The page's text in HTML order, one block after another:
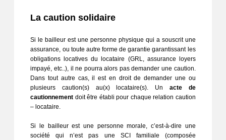
La caution solidaire
Si le bailleur est une personne physique qui a souscrit une
assurance, ou toute autre forme de garantie garantissant les
obligations locatives du locataire (GRL, assurance loyers
impayé, etc..), il ne pourra alors pas demander une caution.
Dans tout autre cas, il est en droit de demander une ou
plusieurs caution(s) au(x) locataire(s). Un acte de
cautionnement doit être établi pour chaque relation caution
– locataire.
Si le bailleur est une personne morale, c’est-à-dire une
société qui n’est pas une SCI familiale (composée